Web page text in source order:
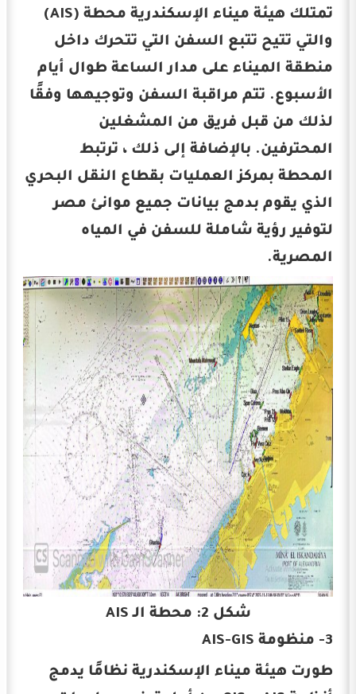
تمتلك هيئة ميناء الإسكندرية محطة (AIS)
والتي تتيح تتبع السفن التي تتحرك داخل
منطقة الميناء على مدار الساعة طوال أيام
الأسبوع. تتم مراقبة السفن وتوجيهها وفقًا
لذلك من قبل فريق من المشغلين
المحترفين. بالإضافة إلى ذلك ، ترتبط
المحطة بمركز العمليات بقطاع النقل البحري
الذي يقوم بدمج بيانات جميع موانئ مصر
لتوفير رؤية شاملة للسفن في المياه
المصرية.
شكل 2: محطة الـ AIS
3- منظومة AIS-GIS
طورت هيئة ميناء الإسكندرية نظامًا يدمج